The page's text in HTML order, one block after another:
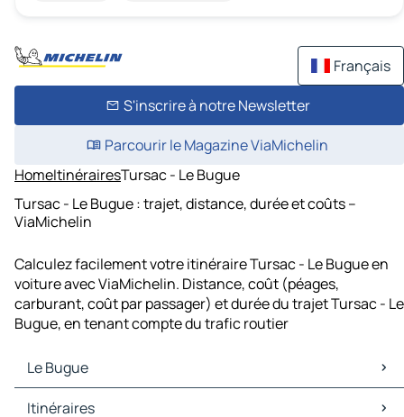
Français
S'inscrire à notre Newsletter
Parcourir le Magazine ViaMichelin
HomeItinérairesTursac - Le Bugue
Tursac - Le Bugue : trajet, distance, durée et coûts –
ViaMichelin
Calculez facilement votre itinéraire Tursac - Le Bugue en
voiture avec ViaMichelin. Distance, coût (péages,
carburant, coût par passager) et durée du trajet Tursac - Le
Bugue, en tenant compte du trafic routier
Le Bugue
Le Bugue Cartes et plans
Itinéraires